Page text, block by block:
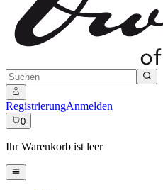
RegistrierungAnmelden
0
Ihr Warenkorb ist leer